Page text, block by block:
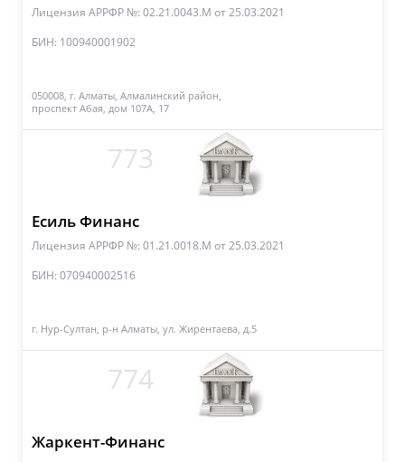
Лицензия АРРФР №: 02.21.0043.M от 25.03.2021
БИН: 100940001902
050008, г. Алматы, Алмалинский район,
проспект Абая, дом 107А, 17
773
Есиль Финанс
Лицензия АРРФР №: 01.21.0018.М от 25.03.2021
БИН: 070940002516
г. Нур-Султан, р-н Алматы, ул. Жирентаева, д.5
774
Жаркент-Финанс